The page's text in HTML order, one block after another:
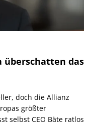
überschatten das
doch die Allianz
größter
selbst CEO Bäte ratlos